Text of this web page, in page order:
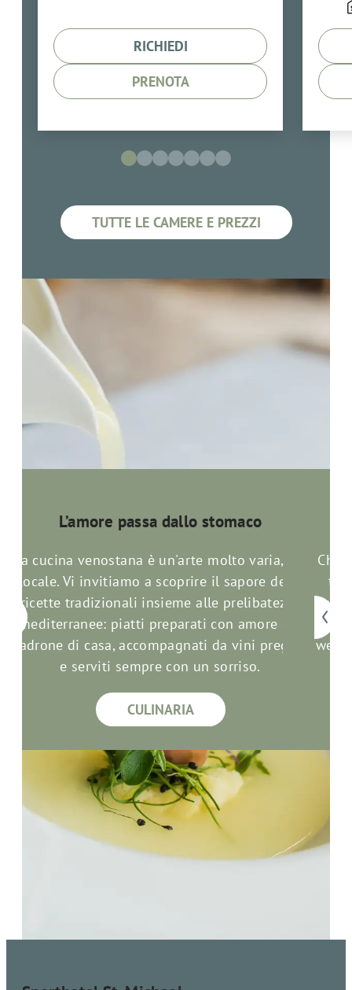
RICHIEDI
PRENOTA
TUTTE LE CAMERE E PREZZI
L’amore passa dallo stomaco
La cucina venostana è un'arte molto varia, ma
locale. Vi invitiamo a scoprire il sapore delle
ricette tradizionali insieme alle prelibatezze
mediterranee: piatti preparati con amore dal
padrone di casa, accompagnati da vini pregiati
e serviti sempre con un sorriso.
CULINARIA
Che
lo